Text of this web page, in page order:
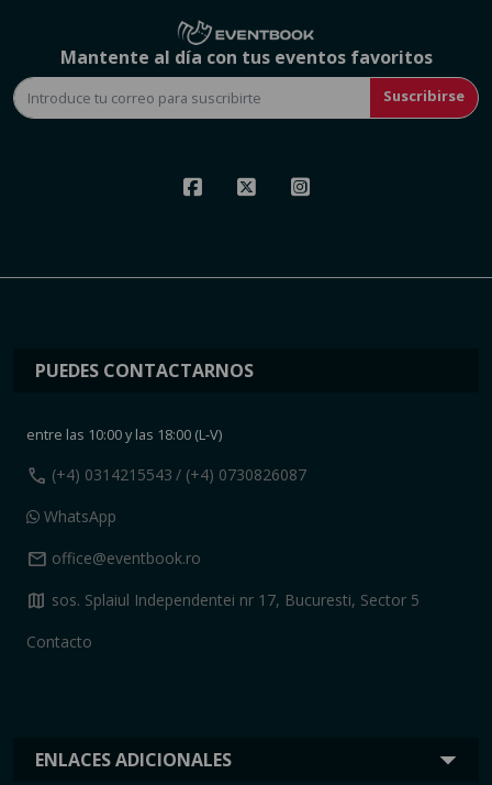
Mantente al día con tus eventos favoritos
Suscribirse
ENLACES ADICIONALES
PUEDES CONTACTARNOS
entre las 10:00 y las 18:00 (L-V)
call (+4) 0314215543 / (+4) 0730826087
WhatsApp
mail office@eventbook.ro
map sos. Splaiul Independentei nr 17, Bucuresti, Sector 5
Contacto